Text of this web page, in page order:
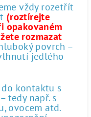
vždy rozetřít
(roztírejte
opakovaném
rozmazat
povrch –
jedlého
kontaktu s
tedy např. s
ovocem atd.